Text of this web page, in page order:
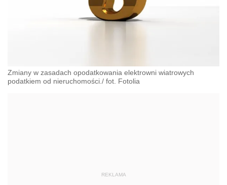
Zmiany w zasadach opodatkowania elektrowni wiatrowych
podatkiem od nieruchomości./ fot. Fotolia